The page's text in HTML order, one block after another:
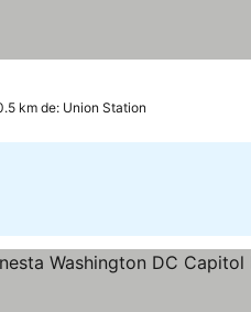
km de: Union Station